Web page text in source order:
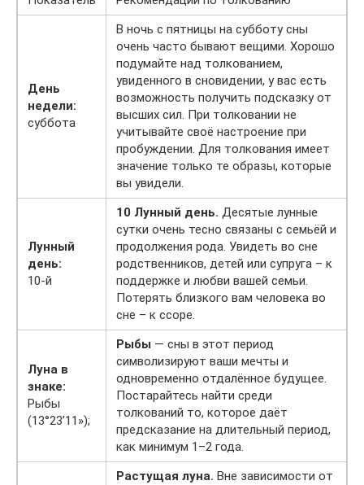
День
недели:
суббота
В ночь с пятницы на субботу сны
очень часто бывают вещими. Хорошо
подумайте над толкованием,
увиденного в сновидении, у вас есть
возможность получить подсказку от
высших сил. При толковании не
учитывайте своё настроение при
пробуждении. Для толкования имеет
значение только те образы, которые
вы увидели.
Лунный
день:
10-й
10 Лунный день. Десятые лунные
сутки очень тесно связаны с семьёй и
продолжения рода. Увидеть во сне
родственников, детей или супруга – к
поддержке и любви вашей семьи.
Потерять близкого вам человека во
сне – к ссоре.
Луна в
знаке:
Рыбы
(13°23’11»);
Рыбы — сны в этот период
символизируют ваши мечты и
одновременно отдалённое будущее.
Постарайтесь найти среди
толкований то, которое даёт
предсказание на длительный период,
как минимум 1–2 года.
Растущая луна. Вне зависимости от